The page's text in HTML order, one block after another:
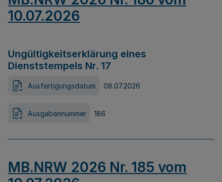
10.07.2026
Ungültigkeitserklärung eines
Dienststempels Nr. 17
Ausfertigungsdatum 08.07.2026
Ausgabennummer 186
MB.NRW 2026 Nr. 185 vom